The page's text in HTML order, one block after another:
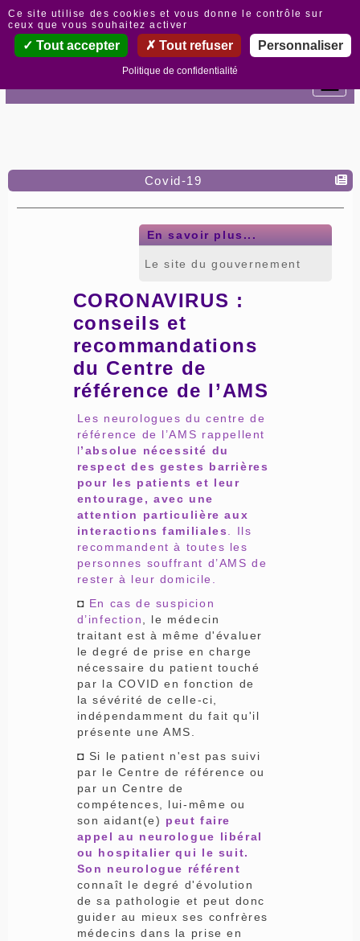
Covid-19
En savoir plus...
Le site du gouvernement
CORONAVIRUS :
conseils et
recommandations
du Centre de
référence de l’AMS
Les neurologues du centre de
référence de l’AMS rappellent
l’absolue nécessité du
respect des gestes barrières
pour les patients et leur
entourage, avec une
attention particulière aux
interactions familiales
. Ils
recommandent à toutes les
personnes souffrant d’AMS de
rester à leur domicile.
◘ En cas de suspicion
d’infection
, le médecin
traitant est à même d'évaluer
le degré de prise en charge
nécessaire du patient touché
par la COVID en fonction de
la sévérité de celle-ci,
indépendamment du fait qu'il
présente une AMS.
◘ Si le patient n'est pas suivi
par le Centre de référence ou
par un Centre de
compétences, lui-même ou
son aidant(e) peut faire
appel au neurologue libéral
ou hospitalier qui le suit.
Son neurologue référent
connaît le degré d'évolution
de sa pathologie et peut donc
guider au mieux ses confrères
médecins dans la prise en
Panneau de gestion des cookies
Ce site utilise des cookies et vous donne le contrôle sur
ceux que vous souhaitez activer
Tout accepter Tout refuser Personnaliser
Politique de confidentialité